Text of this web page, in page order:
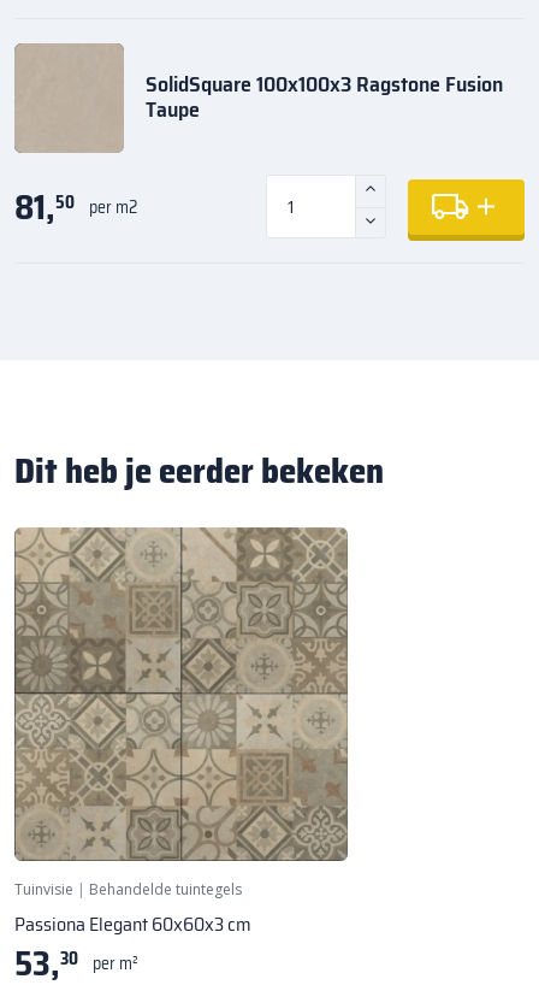
SolidSquare 100x100x3 Ragstone Fusion
Taupe
81,50 per m2
Dit heb je eerder bekeken
Tuinvisie | Behandelde tuintegels
Passiona Elegant 60x60x3 cm
53,30 per m²